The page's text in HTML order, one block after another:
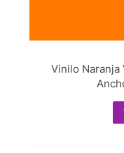
Vinilo Naranja